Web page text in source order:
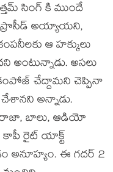
సింగ్ కి ముందే
ప్రొసీడ్ అయ్యాయని,
ఆ హక్కులు
అంటున్నాడు. అసలు
కంపోజ్ చేద్దామని చెప్పినా
అన్నాడు.
బాలు, ఆడియో
కాపీ రైట్ యాక్ట్
అనూహ్యం. ఈ గదర్ 2